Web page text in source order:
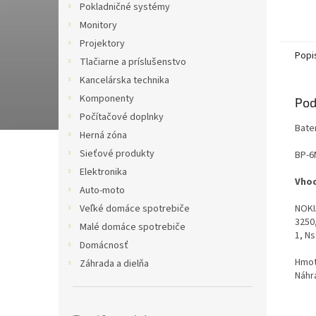
Pokladničné systémy
Monitory
Projektory
Tlačiarne a príslušenstvo
Kancelárska technika
Komponenty
Počítačové doplnky
Herná zóna
Sieťové produkty
Elektronika
Auto-moto
Veľké domáce spotrebiče
Malé domáce spotrebiče
Domácnosť
Záhrada a dielňa
BP-
1,